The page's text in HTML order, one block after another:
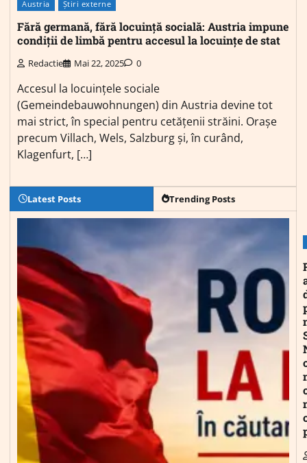
Austria Știri externe
Fără germană, fără locuință socială: Austria impune
condiții de limbă pentru accesul la locuințe de stat
Redactie Mai 22, 2025 0
Accesul la locuințele sociale
(Gemeindebauwohnungen) din Austria devine tot
mai strict, în special pentru cetățenii străini. Orașe
precum Villach, Wels, Salzburg și, în curând,
Klagenfurt, […]
Latest Posts Trending Posts